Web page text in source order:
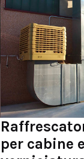
per cabine